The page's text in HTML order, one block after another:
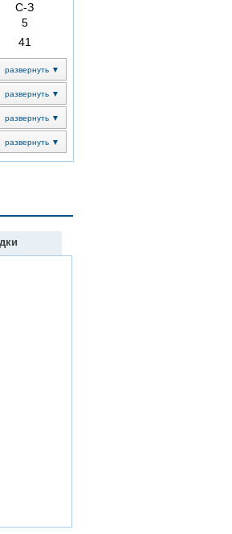
С-З
5
41
развернуть ▼
развернуть ▼
развернуть ▼
развернуть ▼